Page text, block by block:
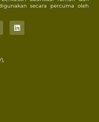
secara percuma oleh